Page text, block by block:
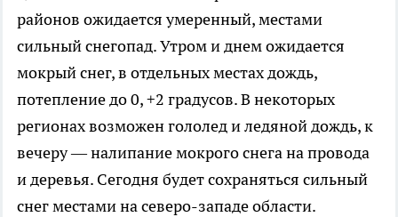
районов ожидается умеренный, местами
сильный снегопад. Утром и днем ожидается
мокрый снег, в отдельных местах дождь,
потепление до 0, +2 градусов. В некоторых
регионах возможен гололед и ледяной дождь, к
вечеру — налипание мокрого снега на провода
и деревья. Сегодня будет сохраняться сильный
снег местами на северо-западе области.